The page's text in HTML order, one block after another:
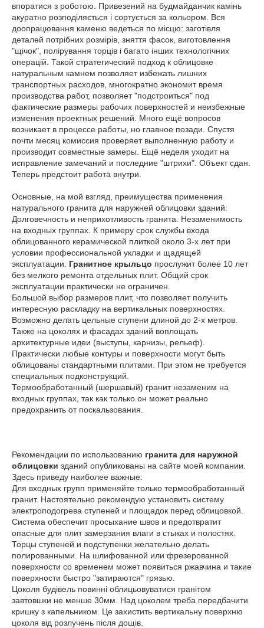
впоратися з роботою. Привезений на будмайданчик камінь
акуратно розподіляється і сортується за кольором. Вся
доопрацювання каменю ведеться по місцю: заготівля
деталей потрібних розмірів, зняття фасок, виготовлення
"щічок", полірування торців і багато інших технологічних
операцій. Такой стратегический подход к облицовке
натуральным камнем позволяет избежать лишних
транспортных расходов, многократно экономит время
производства работ, позволяет "подстроиться" под
фактические размеры рабочих поверхностей и неизбежные
изменения проектных решений. Много ещё вопросов
возникает в процессе работы, но главное позади. Спустя
почти месяц комиссия проверяет выполненную работу и
производит совместные замеры. Ещё неделя уходит на
исправление замечаний и последние "штрихи". Объект сдан.
Теперь предстоит работа внутри.
Основные, на мой взгляд, преимущества применения
натурального гранита для наружней облицовки зданий:
Долговечность и неприхотливость гранита. Незаменимость
на входных группах. К примеру срок службы входа
облицованного керамической плиткой около 3-х лет при
условии профессиональной укладки и щадящей
эксплуатации. Гранитное крыльцо прослужит более 10 лет
без мелкого ремонта отдельных плит. Общий срок
эксплуатации практически не ограничен.
Большой выбор размеров плит, что позволяет получить
интересную раскладку на вертикальных поверхностях.
Возможно делать цельные ступени длиной до 2-х метров.
Также на цоколях и фасадах зданий воплощать
архитектурные идеи (выступы, карнизы, рельеф).
Практически любые контуры и поверхности могут быть
облицованы стандартными плитами. При этом не требуется
специальных подконструкций.
Термообработанный (шершавый) гранит незаменим на
входных группах, так как только он может реально
предохранить от поскальзования.
Рекомендации по использованию гранита для наружной
облицовки зданий опубликованы на сайте моей компании.
Здесь приведу наиболее важные:
Для входных групп применяйте только термообработанный
гранит. Настоятельно рекомендую установить систему
электроподогрева ступеней и площадок перед облицовкой.
Система обеспечит просыхание швов и предотвратит
опасные для плит замерзания влаги в стыках и полостях.
Торцы ступеней и подступенки желательно делать
полированными. На шлифованной или фрезерованной
поверхности со временем может появиться ржавчина и такие
поверхности быстро "затираются" грязью.
Цоколя будівель повинні облицьовуватися гранітом
завтовшки не менше 30мм. Над цоколем треба передбачити
кришку з капельником. Це захистить вертикальну поверхню
цоколя від розлучень після дощів.